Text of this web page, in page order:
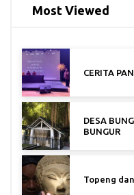
Most Viewed
CERITA
DESA
BUNGUR
Topeng